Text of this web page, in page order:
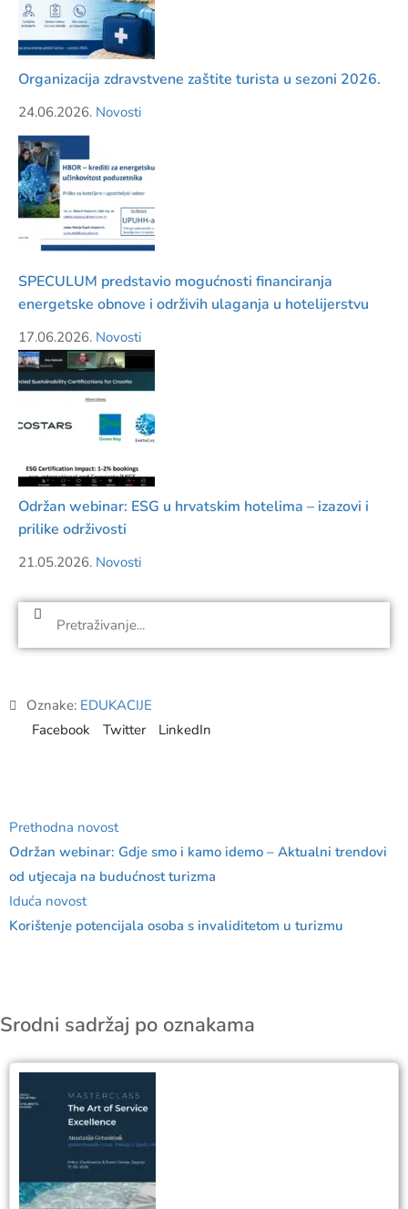
Organizacija zdravstvene zaštite turista u sezoni 2026.
24.06.2026. Novosti
SPECULUM predstavio mogućnosti financiranja
energetske obnove i održivih ulaganja u hotelijerstvu
17.06.2026. Novosti
Održan webinar: ESG u hrvatskim hotelima – izazovi i
prilike održivosti
21.05.2026. Novosti
Oznake: EDUKACIJE
Facebook
Twitter LinkedIn
Prethodna novost
Održan webinar: Gdje smo i kamo idemo – Aktualni trendovi
od utjecaja na budućnost turizma
Iduća novost
Korištenje potencijala osoba s invaliditetom u turizmu
Srodni sadržaj po oznakama